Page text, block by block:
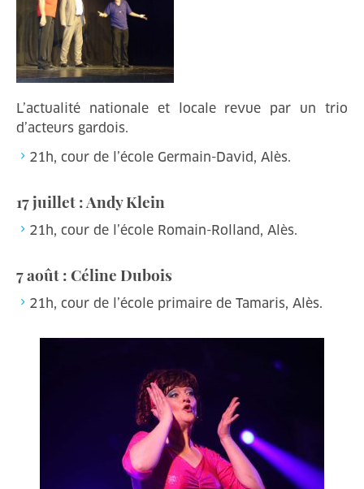
L’actualité nationale et locale revue par un trio
d’acteurs gardois.
21h, cour de l’école Germain-David, Alès.
17 juillet : Andy Klein
21h, cour de l’école Romain-Rolland, Alès.
7 août : Céline Dubois
21h, cour de l’école primaire de Tamaris, Alès.